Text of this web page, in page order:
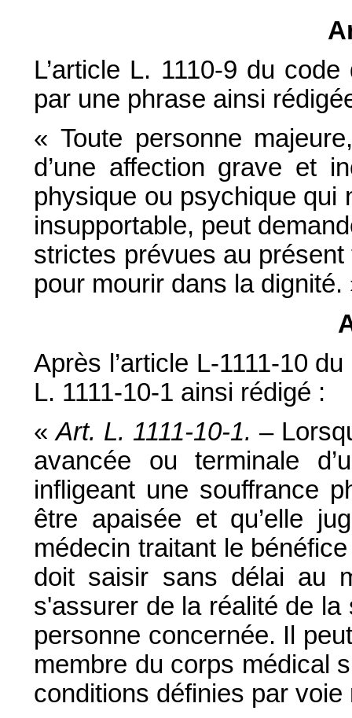
L’article L. 1110-9 du
par une phrase ainsi
« Toute personne
d’une affection grave et
physique ou psychique qui
insupportable, peut
strictes prévues au
pour mourir dans la dignité.
Après l’article L-1111-10
L. 1111-10-1 ainsi rédigé :
«Art. L. 1111-10-1. –
avancée ou terminale
infligeant une souffrance
être apaisée et qu’elle
médecin traitant le
doit saisir sans délai au
s'assurer de la réalité de
personne concernée. Il
membre du corps médical
conditions définies par voie